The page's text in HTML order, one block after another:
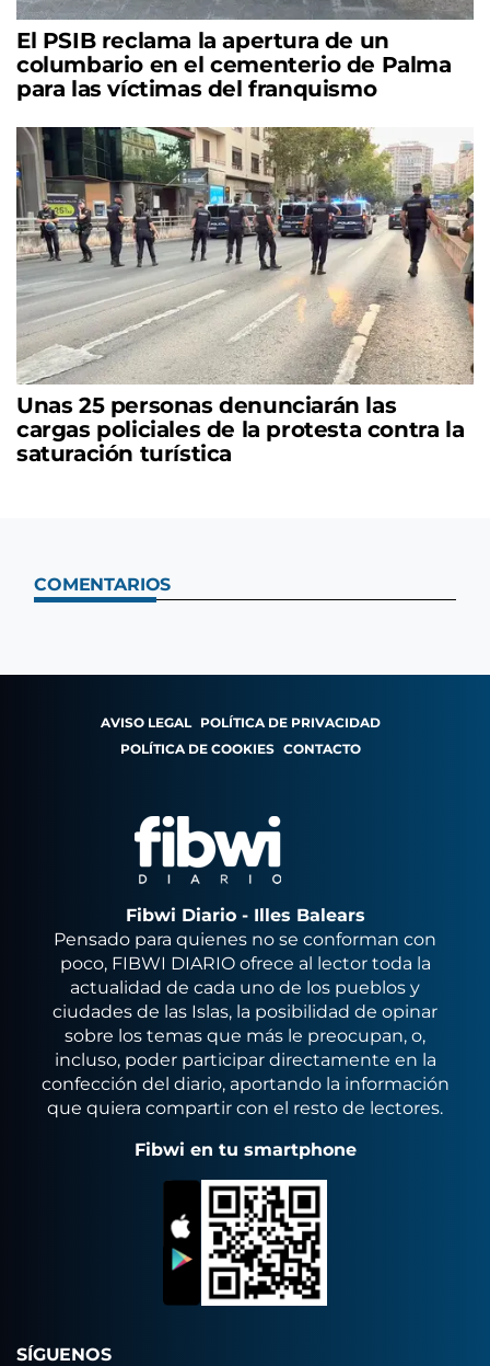
El PSIB reclama la apertura de un
columbario en el cementerio de Palma
para las víctimas del franquismo
Unas 25 personas denunciarán las
cargas policiales de la protesta contra la
saturación turística
COMENTARIOS
AVISO LEGAL POLÍTICA DE PRIVACIDAD
POLÍTICA DE COOKIES CONTACTO
Fibwi Diario - Illes Balears
Pensado para quienes no se conforman con
poco, FIBWI DIARIO ofrece al lector toda la
actualidad de cada uno de los pueblos y
ciudades de las Islas, la posibilidad de opinar
sobre los temas que más le preocupan, o,
incluso, poder participar directamente en la
confección del diario, aportando la información
que quiera compartir con el resto de lectores.
Fibwi en tu smartphone
SÍGUENOS